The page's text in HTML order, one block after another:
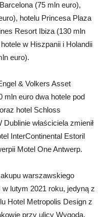
(75 mln euro),
hotelu Princesa Plaza
Resort Ibiza (130 mln
w Hiszpanii i Holandii
euro).
& Volkers Asset
mln euro dwa hotele pod
hotel Schloss
właściciela zmienił
InterContinental Estoril
Motel One Antwerp.
warszawskiego
lutym 2021 roku, jedyną z
Hotel Metropolis Design z
przy ulicy Wygoda,